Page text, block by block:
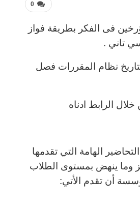
0
فى الفكر بطريقة فواز
تاني .
نظام المقررات فصل
الرابط ادناه
الهامة التي تقدمها
وما ينهض بمستوى الطلاب
أن تقدم الأتي: